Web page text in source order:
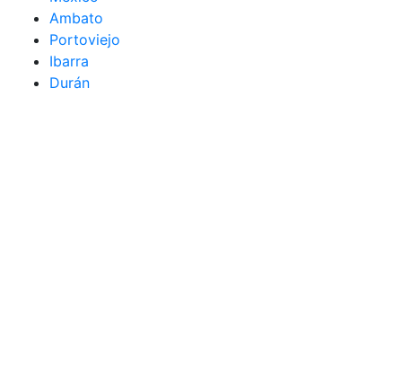
Ambato
Portoviejo
Ibarra
Durán